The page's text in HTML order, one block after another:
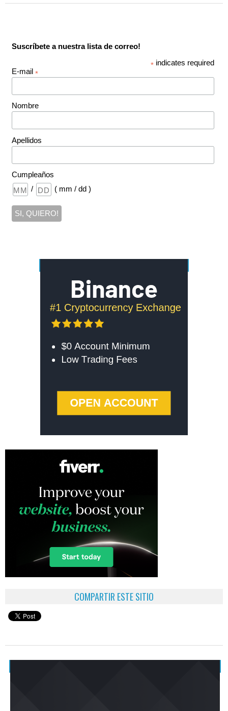
Suscríbete a nuestra lista de correo!
* indicates required
E-mail *
Nombre
Apellidos
Cumpleaños
/
( mm / dd )
COMPARTIR ESTE SITIO